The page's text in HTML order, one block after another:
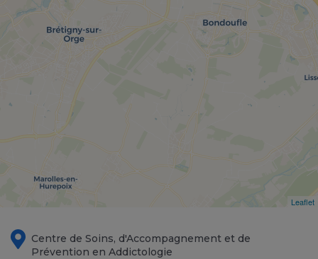
Leaflet
Centre de Soins, d'Accompagnement et de
Prévention en Addictologie